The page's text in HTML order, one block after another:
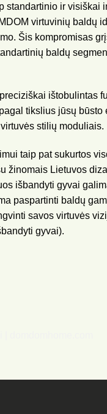
standartinio ir visiškai
virtuvinių baldų
Šis kompromisas
baldų
ištobulintas
tikslius jūsų būsto
stilių moduliais.
taip pat sukurtos
žinomais Lietuvos
išbandyti gyvai
paspartinti baldų
savos virtuvės
gyvai).